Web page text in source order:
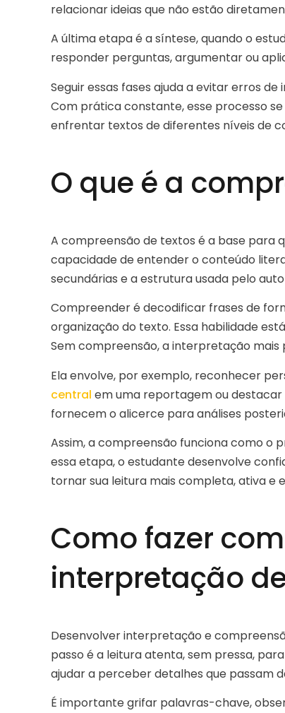
relacionar ideias que não estão
A última etapa é a síntese, quando o
responder perguntas, argumentar ou
Seguir essas fases ajuda a evitar erros
Com prática constante, esse processo
enfrentar textos de diferentes níveis de
O que é a
A compreensão de textos é a base
capacidade de entender o conteúdo
secundárias e a estrutura usada pelo
Compreender é decodificar frases de
organização do texto. Essa habilidade
Sem compreensão, a interpretação mais
Ela envolve, por exemplo, reconhecer
central em uma reportagem ou destacar
fornecem o alicerce para análises
Assim, a compreensão funciona como o
essa etapa, o estudante desenvolve
tornar sua leitura mais completa, ativa e
Como fazer
interpretação
Desenvolver interpretação e
passo é a leitura atenta, sem pressa,
ajudar a perceber detalhes que passam
É importante grifar palavras-chave,